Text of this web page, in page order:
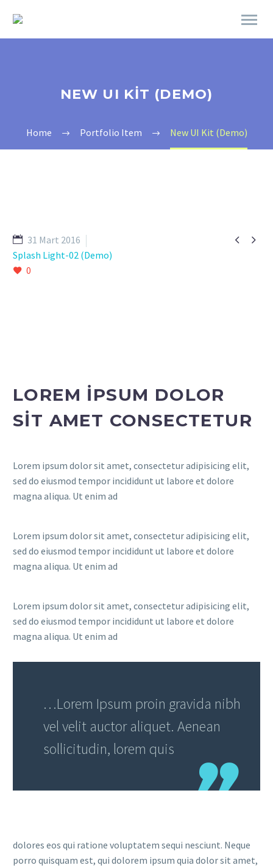
NEW UI KIT (DEMO)
Home Portfolio Item New UI Kit (Demo)
 
31 Mart 2016
Splash Light-02 (Demo)
0
LOREM IPSUM DOLOR
SIT AMET CONSECTETUR
Lorem ipsum dolor sit amet, consectetur adipisicing elit,
sed do eiusmod tempor incididunt ut labore et dolore
magna aliqua. Ut enim ad
Lorem ipsum dolor sit amet, consectetur adipisicing elit,
sed do eiusmod tempor incididunt ut labore et dolore
magna aliqua. Ut enim ad
Lorem ipsum dolor sit amet, consectetur adipisicing elit,
sed do eiusmod tempor incididunt ut labore et dolore
magna aliqua. Ut enim ad
…Lorem Ipsum proin gravida nibh
vel velit auctor aliquet. Aenean
sollicitudin, lorem quis
dolores eos qui ratione voluptatem sequi nesciunt. Neque
porro quisquam est, qui dolorem ipsum quia dolor sit amet,